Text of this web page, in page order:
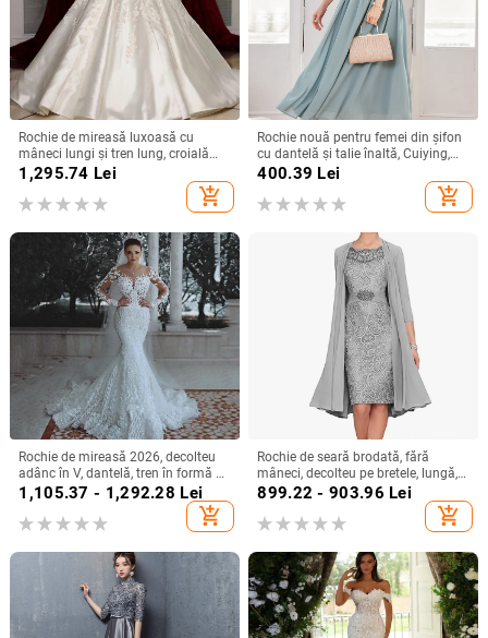
Rochie de mireasă luxoasă cu
mâneci lungi și tren lung, croială
slim, talie înaltă
1,295.74 Lei
add_shopping_cart
Rochie nouă pentru femei din șifon
cu dantelă și talie înaltă, Cuiying,
Cuiying, rochie lungă elegantă cu
400.39 Lei
add_shopping_cart
Rochie de mireasă 2026, decolteu
adânc în V, dantelă, tren în formă de
coadă de pește, stil european-
american
1,105.37 - 1,292.28 Lei
add_shopping_cart
Rochie de seară brodată, fără
mâneci, decolteu pe bretele, lungă,
siluetă la talia medie
899.22 - 903.96 Lei
add_shopping_cart